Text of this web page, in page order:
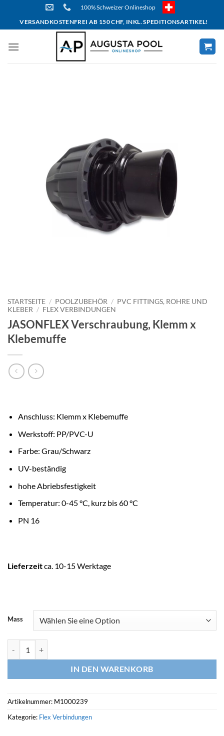
content
100% Schweizer Onlineshop
VERSANDKOSTENFREI AB 150 CHF, INKL. SPEDITIONSARTIKEL!
STARTSEITE / POOLZUBEHÖR / PVC FITTINGS, ROHRE UND
KLEBER / FLEX VERBINDUNGEN
JASONFLEX Verschraubung, Klemm x
Klebemuffe
Anschluss: Klemm x Klebemuffe
Werkstoff: PP/PVC-U
Farbe: Grau/Schwarz
UV-beständig
hohe Abriebsfestigkeit
Temperatur: 0-45 °C, kurz bis 60 °C
PN 16
Lieferzeitca. 10-15 Werktage
Mass
IN DEN WARENKORB
Artikelnummer: M1000239
Kategorie: Flex Verbindungen